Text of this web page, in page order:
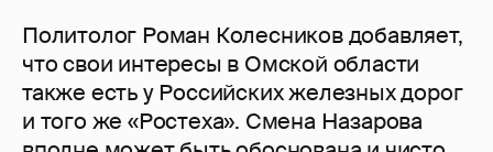
Политолог Роман Колесников добавляет,
что свои интересы в Омской области
также есть у Российских железных дорог
и того же «Ростеха». Смена Назарова